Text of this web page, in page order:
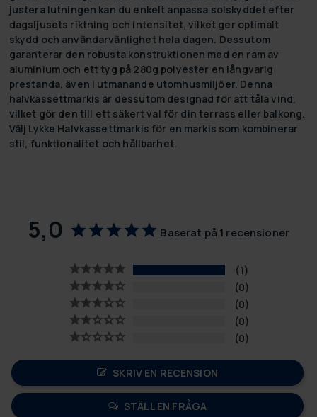
justera lutningen kan du enkelt anpassa solskyddet efter
dagsljusets riktning och intensitet, vilket ger optimalt
skydd och användarvänlighet hela dagen. Dessutom
garanterar den robusta konstruktionen med en ram av
aluminium och ett tyg på 280g polyester en långvarig
prestanda, även i utmanande utomhusmiljöer. Denna
halvkassettmarkis är dessutom designad för att tåla vind,
vilket gör den till ett säkert val för din terrass eller balkong.
Välj Lykke Halvkassettmarkis för en markis som kombinerar
stil, funktionalitet och hållbarhet.
5,0 Baserat på 1 recensioner
1
0
0
0
0
SKRIV EN RECENSION
STÄLL EN FRÅGA